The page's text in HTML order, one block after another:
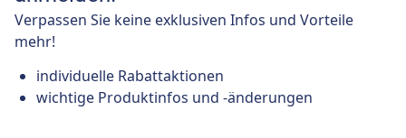
Verpassen Sie keine exklusiven Infos und Vorteile
mehr!
individuelle Rabattaktionen
wichtige Produktinfos und -änderungen